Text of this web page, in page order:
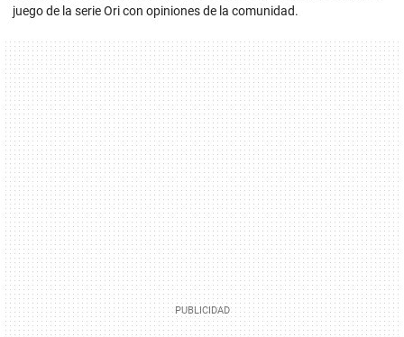
juego de la serie Ori con opiniones de la comunidad.